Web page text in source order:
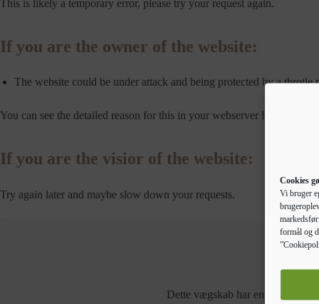
Cookies
Vi bruger
formål og
This is likely a temporary error, please try your request again.
If you are the owner of the website:
The website could be under attack and being protected by a throtle
You can see the detailed reason for this in your webserver logs.
If you are the visior of the website:
Try again later and maybe slow down your requests.
Dette vægskab har en